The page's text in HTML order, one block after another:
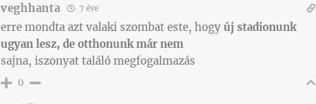
veghhanta 7 éve
erre mondta azt valaki szombat este, hogy új stadionunk
ugyan lesz, de otthonunk már nem
sajna, iszonyat találó megfogalmazás
0